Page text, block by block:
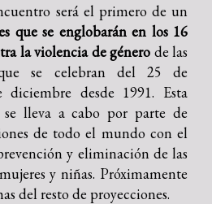
será el primero de un
que se englobarán en los 16
la violencia de género de las
se celebran del 25 de
desde 1991. Esta
se lleva a cabo por parte de
de todo el mundo con el
y eliminación de las
y niñas. Próximamente
del resto de proyecciones.